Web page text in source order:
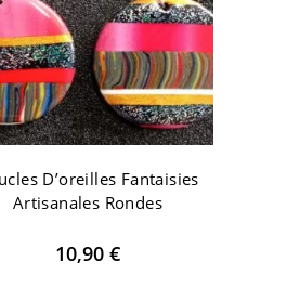
D’oreilles Fantaisies
Artisanales Rondes
10,90 €